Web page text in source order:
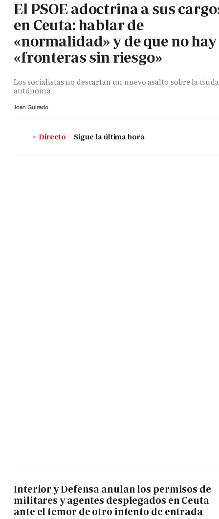
El PSOE adoctrina a sus
en Ceuta: hablar de
«normalidad» y de que no hay
«fronteras sin riesgo»
Los socialistas no descartan un nuevo asalto sobre la
autónoma
Joan Guirado
Directo Sigue la última hora
Interior y Defensa anulan los permisos de
militares y agentes desplegados en Ceuta
ante el temor de otro intento de entrada